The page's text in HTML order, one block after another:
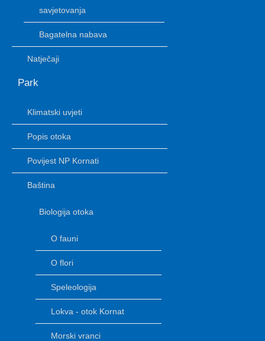
savjetovanja
Bagatelna nabava
Natječaji
Park
Klimatski uvjeti
Popis otoka
Povijest NP Kornati
Baština
Biologija otoka
O fauni
O flori
Speleologija
Lokva - otok Kornat
Morski vranci